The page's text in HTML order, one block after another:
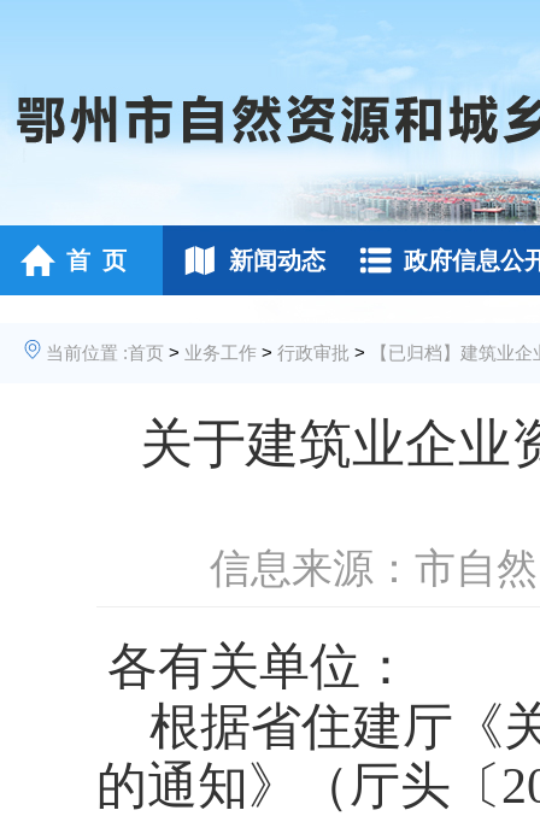
首 页 新闻动态 政府信息公
当前位置 :首页 > 业务工作 > 行政审批 > 【已归档】建筑业企
关于建筑业企业
信息来源：市自
各有关单位：
根据省住建厅《
的通知》（厅头〔